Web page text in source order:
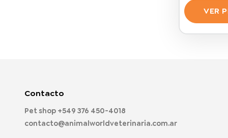
VER
Contacto
Pet shop +549 376 450-4018
contacto@animalworldveterinaria.com.ar